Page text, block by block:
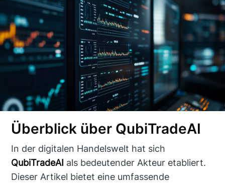
Überblick über QubiTradeAI
In der digitalen Handelswelt hat sich
QubiTradeAI als bedeutender Akteur etabliert.
Dieser Artikel bietet eine umfassende